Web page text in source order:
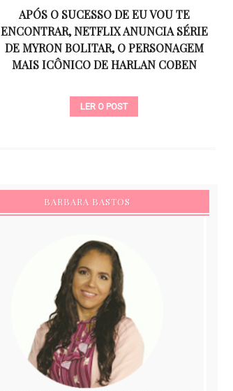
15 ANOS SEM AMY WINEHOUSE: A VOZ
INESQUECÍVEL QUE REVOLUCIONOU A
MÚSICA E SE TORNOU UM SÍMBOLO
DE UMA GERAÇÃO
LER O POST
BARBARA BASTOS